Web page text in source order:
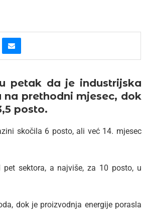
petak da je industrijska
prethodni mjesec, dok
posto.
skočila 6 posto, ali već 14. mjesec
sektora, a najviše, za 10 posto, u
dok je proizvodnja energije porasla